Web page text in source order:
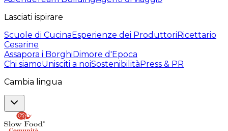
Lasciati ispirare
Scuole di CucinaEsperienze dei ProduttoriRicettario
Cesarine
Assapora i BorghiDimore d'Epoca
Chi siamoUnisciti a noiSostenibilitàPress & PR
Cambia lingua